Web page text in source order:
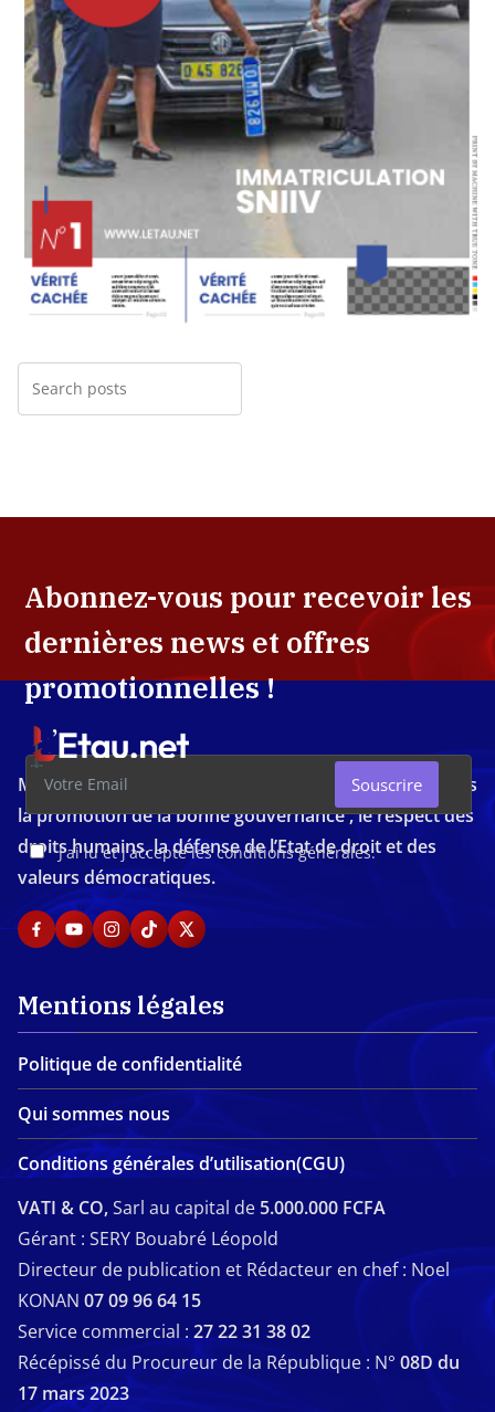
Abonnez-vous pour recevoir les
dernières news et offres
promotionnelles !
J'ai lu et j'accepte les conditions générales.
Souscrire
Média d'investigation ivoirien résolument engagé dans
la promotion de la bonne gouvernance , le respect des
droits humains, la défense de l’Etat de droit et des
valeurs démocratiques.
Mentions légales
Politique de confidentialité
Qui sommes nous
Conditions générales d’utilisation(CGU)
VATI & CO,Sarl au capital de 5.000.000 FCFA
Gérant : SERY Bouabré Léopold
Directeur de publication et Rédacteur en chef : Noel
KONAN 07 09 96 64 15
Service commercial :27 22 31 38 02
Récépissé du Procureur de la République : N° 08D du
17 mars 2023